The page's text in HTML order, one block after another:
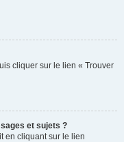
cliquer sur le lien « Trouver
et sujets ?
en cliquant sur le lien